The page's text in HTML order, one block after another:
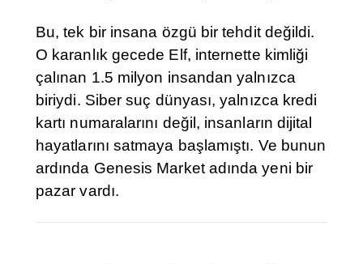
Bu, tek bir insana özgü bir tehdit değildi.
O karanlık gecede Elf, internette kimliği
çalınan 1.5 milyon insandan yalnızca
biriydi. Siber suç dünyası, yalnızca kredi
kartı numaralarını değil, insanların dijital
hayatlarını satmaya başlamıştı. Ve bunun
ardında Genesis Market adında yeni bir
pazar vardı.